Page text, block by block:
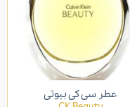
عطر سی کی بیوتی